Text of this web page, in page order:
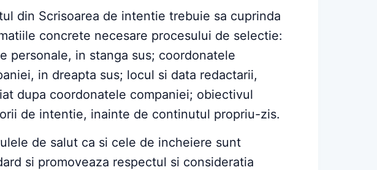
din Scrisoarea de intentie trebuie sa cuprinda
concrete necesare procesului de selectie:
personale, in stanga sus; coordonatele
in dreapta sus; locul si data redactarii,
dupa coordonatele companiei; obiectivul
de intentie, inainte de continutul propriu-zis.
de salut ca si cele de incheiere sunt
si promoveaza respectul si consideratia